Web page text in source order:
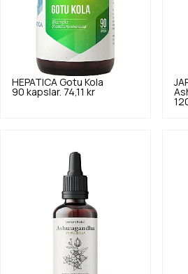
HEPATICA Gotu Kola
90 kapslar. 74,11 kr